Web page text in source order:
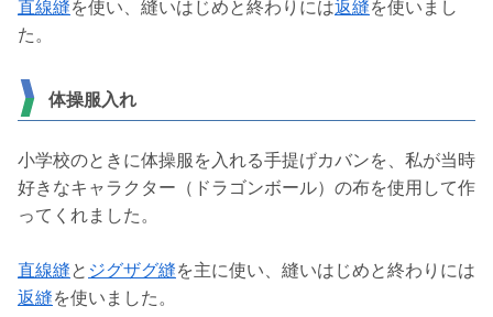
直線縫を使い、縫いはじめと終わりには返縫を使いまし
た。
体操服入れ
小学校のときに体操服を入れる手提げカバンを、私が当時
好きなキャラクター（ドラゴンボール）の布を使用して作
ってくれました。
直線縫と ジグザグ縫を主に使い、縫いはじめと終わりには
返縫を使いました。